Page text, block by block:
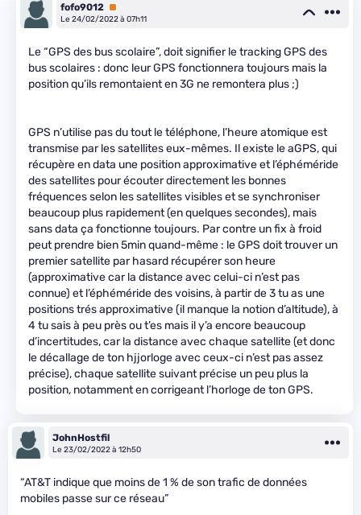
fofo9012 Premium
Le 24/02/2022 à 07h11
Le “GPS des bus scolaire”, doit signifier le tracking GPS des
bus scolaires : donc leur GPS fonctionnera toujours mais la
position qu’ils remontaient en 3G ne remontera plus ;)
GPS n’utilise pas du tout le téléphone, l’heure atomique est
transmise par les satellites eux-mêmes. Il existe le aGPS, qui
récupère en data une position approximative et l’éphéméride
des satellites pour écouter directement les bonnes
fréquences selon les satellites visibles et se synchroniser
beaucoup plus rapidement (en quelques secondes), mais
sans data ça fonctionne toujours. Par contre un fix à froid
peut prendre bien 5min quand-même : le GPS doit trouver un
premier satellite par hasard récupérer son heure
(approximative car la distance avec celui-ci n’est pas
connue) et l’éphéméride des voisins, à partir de 3 tu as une
positions trés approximative (il manque la notion d’altitude), à
4 tu sais à peu près ou t’es mais il y’a encore beaucoup
d’incertitudes, car la distance avec chaque satellite (et donc
le décallage de ton hjjorloge avec ceux-ci n’est pas assez
précise), chaque satellite suivant précise un peu plus la
position, notamment en corrigeant l’horloge de ton GPS.
JohnHostfil
Le 23/02/2022 à 12h50
“AT&T indique que moins de 1 % de son trafic de données
mobiles passe sur ce réseau”